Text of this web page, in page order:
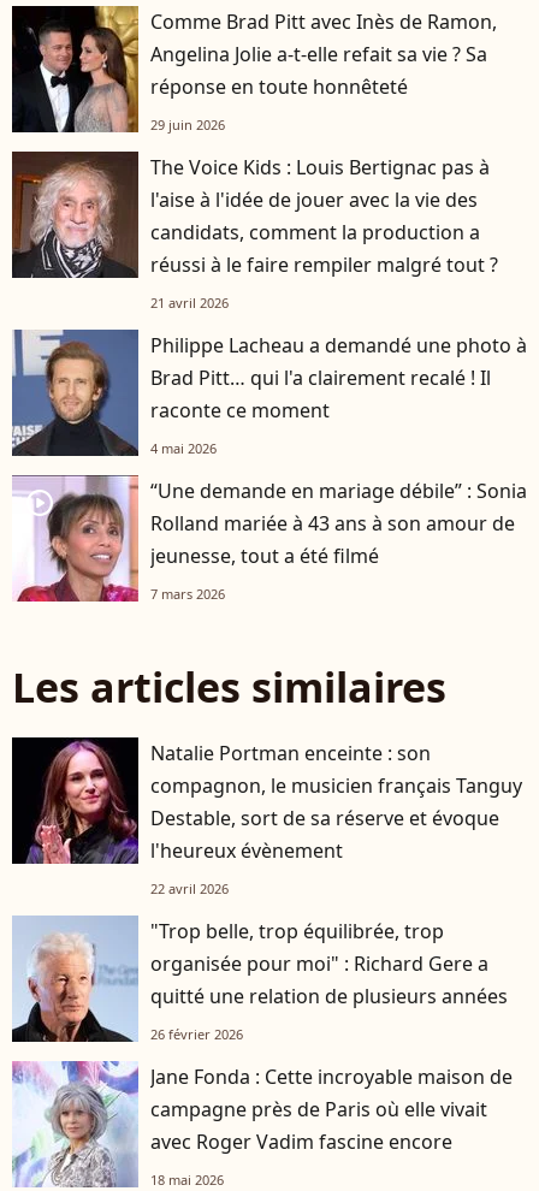
Comme Brad Pitt avec Inès de Ramon,
Angelina Jolie a-t-elle refait sa vie ? Sa
réponse en toute honnêteté
29 juin 2026
The Voice Kids : Louis Bertignac pas à
l'aise à l'idée de jouer avec la vie des
candidats, comment la production a
réussi à le faire rempiler malgré tout ?
21 avril 2026
Philippe Lacheau a demandé une photo à
Brad Pitt… qui l'a clairement recalé ! Il
raconte ce moment
4 mai 2026
player2
“Une demande en mariage débile” : Sonia
Rolland mariée à 43 ans à son amour de
jeunesse, tout a été filmé
7 mars 2026
Les articles similaires
Natalie Portman enceinte : son
compagnon, le musicien français Tanguy
Destable, sort de sa réserve et évoque
l'heureux évènement
22 avril 2026
"Trop belle, trop équilibrée, trop
organisée pour moi" : Richard Gere a
quitté une relation de plusieurs années
26 février 2026
Jane Fonda : Cette incroyable maison de
campagne près de Paris où elle vivait
avec Roger Vadim fascine encore
18 mai 2026